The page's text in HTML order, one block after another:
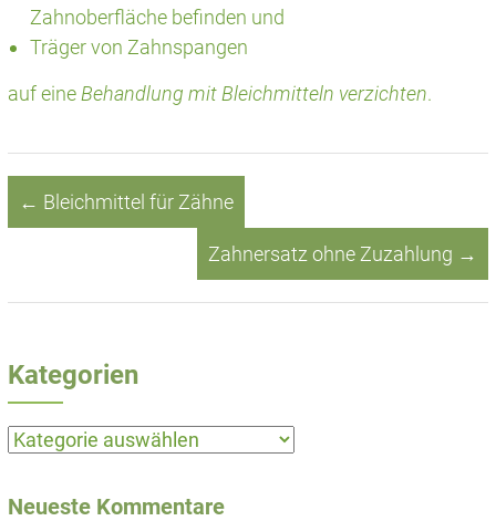
Zahnoberfläche befinden und
Träger von Zahnspangen
auf eine Behandlung mit Bleichmitteln verzichten.
← Bleichmittel für Zähne
Zahnersatz ohne Zuzahlung →
Kategorien
Kategorien
Neueste Kommentare